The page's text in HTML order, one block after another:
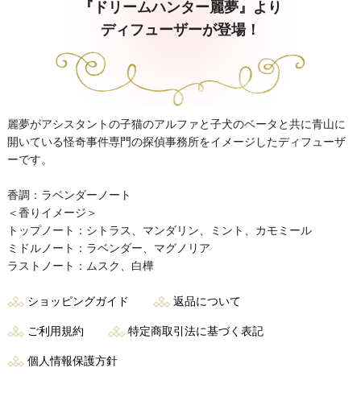
『ドリームハンター麗夢』より
ディフューザーが登場！
麗夢がアシスタントの子猫のアルファと子犬のベータと共に青山に
開いている怪奇事件専門の探偵事務所をイメージしたディフューザ
ーです。
香調：ラベンダーノート
＜香りイメージ＞
トップノート：シトラス、マンダリン、ミント、カモミール
ミドルノート：ラベンダー、マグノリア
ラストノート：ムスク、白樺
ショッピングガイド 返品について
ご利用規約 特定商取引法に基づく表記
個人情報保護方針